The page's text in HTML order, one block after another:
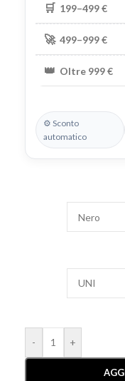
🛒 199–499 €
🚀 499–999 €
👑 Oltre 999 €
⚙️ Sconto
automatico
- +